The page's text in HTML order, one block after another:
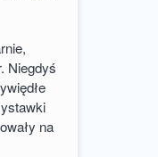
Niegdyś
na